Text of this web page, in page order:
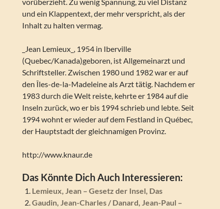
und ein Klappentext, der mehr verspricht, als der
Inhalt zu halten vermag.
_Jean Lemieux_, 1954 in Iberville
(Quebec/Kanada)geboren, ist Allgemeinarzt und
Schriftsteller. Zwischen 1980 und 1982 war er auf
den Îles-de-la-Madeleine als Arzt tätig. Nachdem er
1983 durch die Welt reiste, kehrte er 1984 auf die
Inseln zurück, wo er bis 1994 schrieb und lebte. Seit
1994 wohnt er wieder auf dem Festland in Québec,
der Hauptstadt der gleichnamigen Provinz.
http://www.knaur.de
Das Könnte Dich Auch Interessieren:
Lemieux, Jean – Gesetz der Insel, Das
Gaudin, Jean-Charles / Danard, Jean-Paul –